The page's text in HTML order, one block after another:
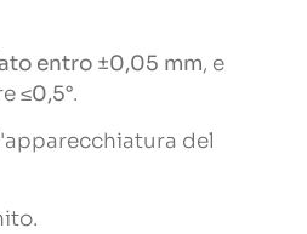
entro ±0,05 mm, e
≤0,5°.
del